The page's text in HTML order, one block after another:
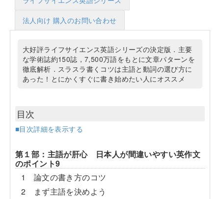
法人向け 購入のお問い合わせ
大好評ライフサイエンス英語シリーズの決定版．主要
な学術誌約150誌，7,500万語をもとに文章パターンを
徹底解析．スラスラ書くコツは主語と動詞の選び方に
あった！とにかくすぐに書き始めたい人にオススメ
目次
■目次詳細を表示する
第１部：主語が肝心 日本人が間違いやすい英作文
のポイント9
1 論文の書き方のコツ
2 まず主語を決めよう